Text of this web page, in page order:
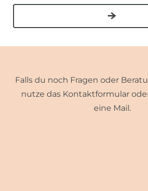
Falls du noch Fragen oder
nutze das Kontaktformular
eine Mail.